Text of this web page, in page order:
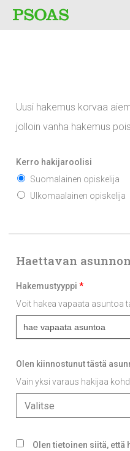
Uusi hakemus korvaa
jolloin vanha hakemus
Kerro hakijaroolisi
Suomalainen opiskelija
Ulkomaalainen opiskelija
Haettavan
Hakemustyyppi *
Voit hakea vapaata asuntoa
Olen kiinnostunut tästä
Vain yksi varaus hakijaa
Valitse
Olen tietoinen siitä, että